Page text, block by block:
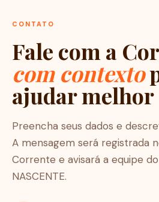
CONTATO
Fale com a
com contexto
ajudar melhor
Preencha seus dados e
A mensagem será registrada
Corrente e avisará a equipe
NASCENTE.